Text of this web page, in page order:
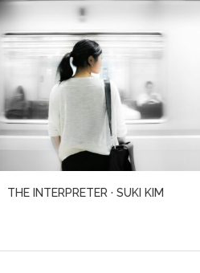
ME EVERYTHING · ELIZABETH